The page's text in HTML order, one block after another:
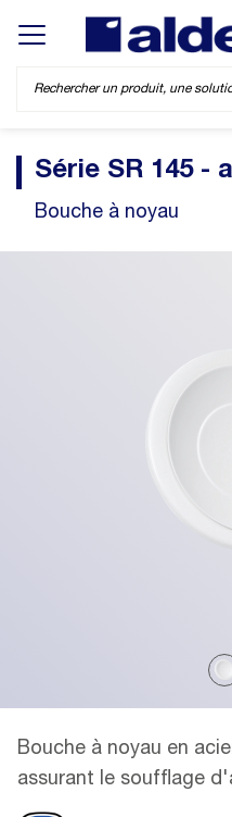
Display/hide main menu
Série SR 145 -
Bouche à noyau
Bouche à noyau en
assurant le soufflage